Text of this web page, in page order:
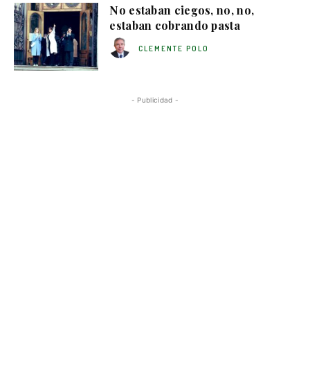
No estaban ciegos, no, no,
estaban cobrando pasta
CLEMENTE POLO
- Publicidad -